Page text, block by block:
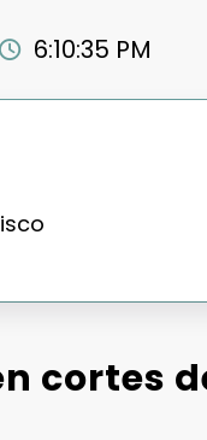
6:10:36 PM
cortes